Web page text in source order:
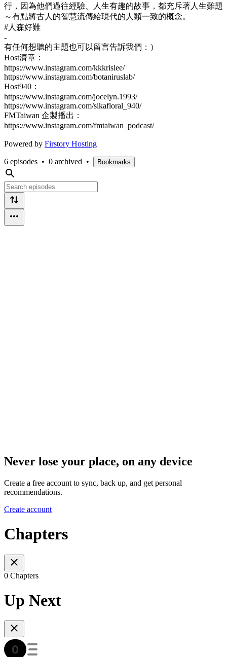
行，因為他們過往經驗、人生有趣的故事，都充斥著人生難題
～有點將古人的智慧流傳給現代的人類一致的概念。
#人森好難
-
有任何想聽的主題也可以留言告訴我們：）
Host濟章：
https://www.instagram.com/kkkrislee/
https://www.instagram.com/botaniruslab/
Host940：
https://www.instagram.com/jocelyn.1993/
https://www.instagram.com/sikafloral_940/
FMTaiwan 企製播出：
https://www.instagram.com/fmtaiwan_podcast/
Powered by Firstory Hosting
6 episodes • 0 archived • Bookmarks
Never lose your place, on any device
Create a free account to sync, back up, and get personal
recommendations.
Create account
Chapters
0 Chapters
Up Next